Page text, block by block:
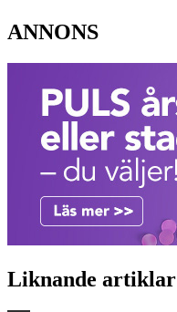
ANNONS
Liknande artiklar